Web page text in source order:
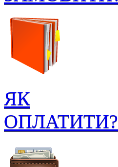
ЯК
ОПЛАТИТИ?